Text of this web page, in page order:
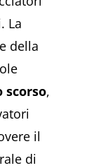
La
della
scorso,
il
di